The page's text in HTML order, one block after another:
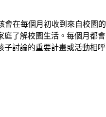
會在每個月初收到來自校園的
庭了解校園生活。每個月都會
子討論的重要計畫或活動相呼